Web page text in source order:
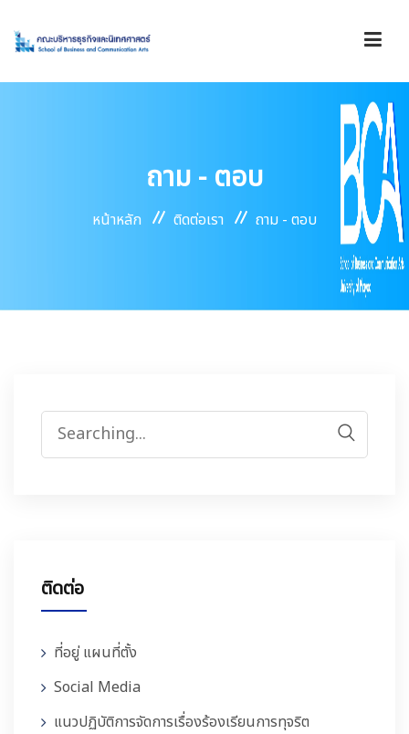
บริการ
ติดต่อเรา
ถาม - ตอบ
หน้าหลัก ติดต่อเรา ถาม - ตอบ
ติดต่อ
ที่อยู่ แผนที่ตั้ง
Social Media
แนวปฏิบัติการจัดการเรื่องร้องเรียนการทุจริต